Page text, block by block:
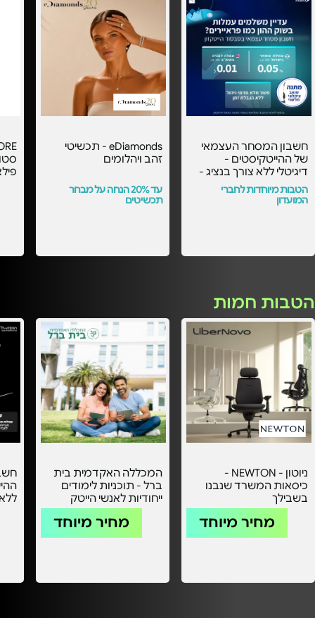
חשבון המסחר העצמאי
של ההייטקיסטים -
דיגיטלי ללא צורך בנציג -
עם העמלות הכי
משתלמות בסבסוד
הייטקזון! -
הטבות מיוחדות לחברי
המועדון
eDiamonds - תכשיטי
זהב ויהלומים
עד 20% הנחה על מבחר
תכשיטים
הטבות חמות
ניוטון - NEWTON -
כיסאות המשרד שנבנו
בשבילך
מחיר מיוחד
המכללה האקדמית בית
ברל - תוכניות לימודים
ייחודיות לאנשי הייטק
מחיר מיוחד